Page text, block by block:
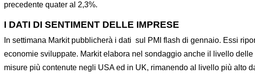
precedente quater al 2,3%.
I DATI DI SENTIMENT DELLE IMPRESE
In settimana Markit pubblicherà i dati sul PMI flash di gennaio. Essi
economie sviluppate. Markit elabora nel sondaggio anche il livello
misure più contenute negli USA ed in UK, rimanendo al livello più alto